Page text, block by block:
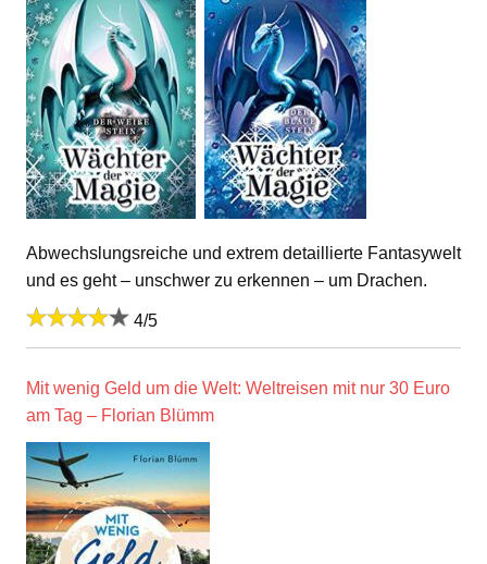
Abwechslungsreiche und extrem detaillierte Fantasywelt
und es geht – unschwer zu erkennen – um Drachen.
4/5
Mit wenig Geld um die Welt: Weltreisen mit nur 30 Euro
am Tag – Florian Blümm